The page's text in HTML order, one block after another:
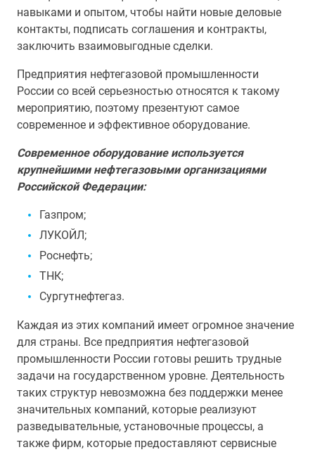
навыками и опытом, чтобы найти новые деловые
контакты, подписать соглашения и контракты,
заключить взаимовыгодные сделки.
Предприятия нефтегазовой промышленности
России со всей серьезностью относятся к такому
мероприятию, поэтому презентуют самое
современное и эффективное оборудование.
Современное оборудование используется
крупнейшими нефтегазовыми организациями
Российской Федерации:
Газпром;
ЛУКОЙЛ;
Роснефть;
ТНК;
Сургутнефтегаз.
Каждая из этих компаний имеет огромное значение
для страны. Все предприятия нефтегазовой
промышленности России готовы решить трудные
задачи на государственном уровне. Деятельность
таких структур невозможна без поддержки менее
значительных компаний, которые реализуют
разведывательные, установочные процессы, а
также фирм, которые предоставляют сервисные